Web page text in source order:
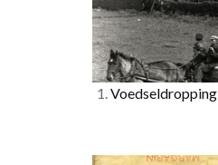
1.Voedseldropping